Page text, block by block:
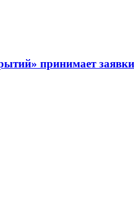
принимает заявки